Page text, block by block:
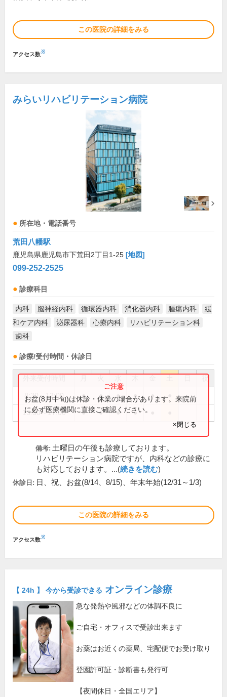
この医院の詳細をみる
アクセス数※
みらいリハビリテーション病院
所在地・電話番号
荒田八幡駅
鹿児島県鹿児島市下荒田2丁目1-25 [地図]
099-252-2525
診療科目
内科 脳神経内科 循環器内科 消化器内科 腫瘍内科
緩
和ケア内科
泌尿器科 心療内科
リハビリテーション科
歯科
診療/受付時間・休診日
祝
8:30～12:00 ● ● ● ● ●
13:30～17:00 ● ● ● ●
お盆(8月中旬)は休診・休業の場合があります。来院前
に必ず医療機関に直接ご確認ください。
×閉じる
備考: 土曜日の午後も診療しております。
リハビリテーション病院ですが、内科などの診療に
も対応しております。...(続きを読む)
休診日: 日、祝、お盆(8/14、8/15)、年末年始(12/31～1/3)
この医院の詳細をみる
アクセス数※
【 24h 】 今から受診できる オンライン診療
急な発熱や風邪などの体調不良に
ご自宅・オフィスで受診出来ます
お薬はお近くの薬局、宅配便でお受け取り
登園許可証・診断書も発行可
【夜間休日・全国エリア】